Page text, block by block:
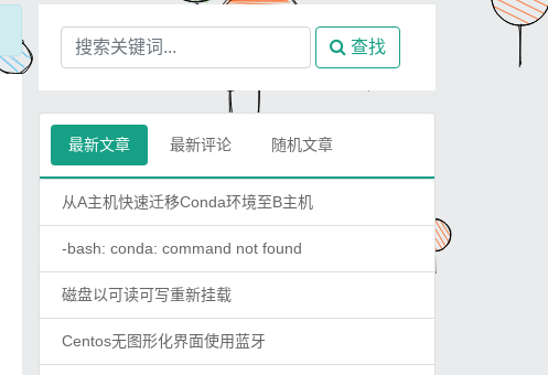
查找
最新文章 最新评论 随机文章
从A主机快速迁移Conda环境至B主机
-bash: conda: command not found
磁盘以可读可写重新挂载
Centos无图形化界面使用蓝牙